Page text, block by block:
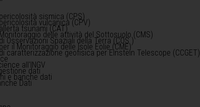
sismica (CPS)
vulcanica (CPV)
tsunami (CAT)
delle attività del Sottosuolo (CMS)
Osservazioni Spaziali della Terra (COS )
il Monitoraggio delle Isole Eolie (CME)
caratterizzazione geofisica per Einstein Telescope (CCGET)
all'INGV
dati
e banche dati
Dati